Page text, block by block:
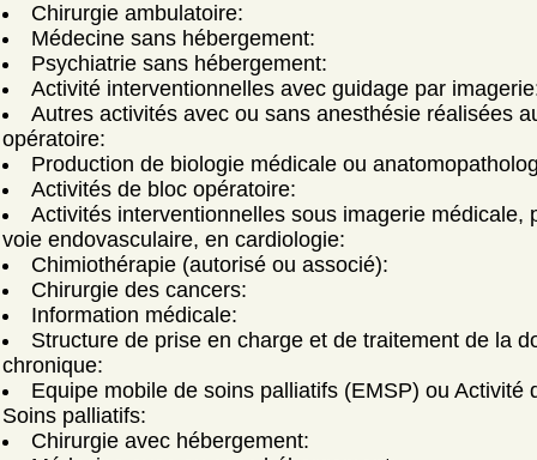
Chirurgie ambulatoire:
Médecine sans hébergement:
Psychiatrie sans hébergement:
Activité interventionnelles avec guidage par
Autres activités avec ou sans anesthésie réalisées
opératoire:
Production de biologie médicale ou
Activités de bloc opératoire:
Activités interventionnelles sous imagerie médicale,
voie endovasculaire, en cardiologie:
Chimiothérapie (autorisé ou associé):
Chirurgie des cancers:
Information médicale:
Structure de prise en charge et de traitement de la
chronique:
Equipe mobile de soins palliatifs (EMSP) ou Activité
Soins palliatifs:
Chirurgie avec hébergement: